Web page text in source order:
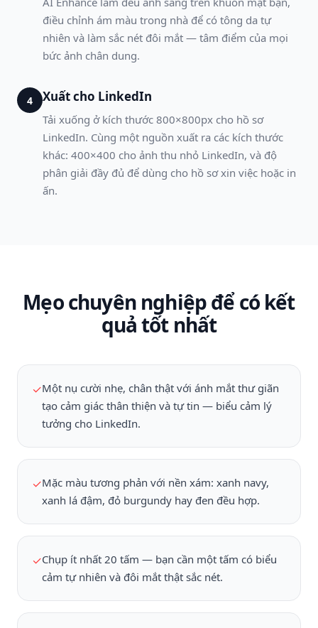
điều chỉnh ám màu trong nhà để có tông da tự
nhiên và làm sắc nét đôi mắt — tâm điểm của mọi
bức ảnh chân dung.
4 Xuất cho LinkedIn
Tải xuống ở kích thước 800×800px cho hồ sơ
LinkedIn. Cùng một nguồn xuất ra các kích thước
khác: 400×400 cho ảnh thu nhỏ LinkedIn, và độ
phân giải đầy đủ để dùng cho hồ sơ xin việc hoặc in
ấn.
Mẹo chuyên nghiệp để có kết
quả tốt nhất
✓Một nụ cười nhẹ, chân thật với ánh mắt thư giãn
tạo cảm giác thân thiện và tự tin — biểu cảm lý
tưởng cho LinkedIn.
✓Mặc màu tương phản với nền xám: xanh navy,
xanh lá đậm, đỏ burgundy hay đen đều hợp.
✓Chụp ít nhất 20 tấm — bạn cần một tấm có biểu
cảm tự nhiên và đôi mắt thật sắc nét.